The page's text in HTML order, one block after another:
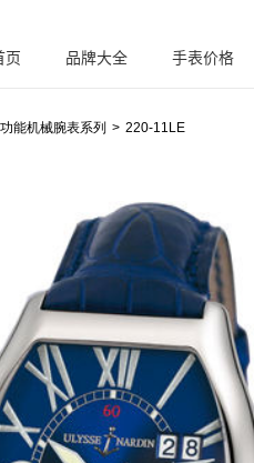
腕
页 品牌大全 手表价格
能机械腕表系列 220-11LE